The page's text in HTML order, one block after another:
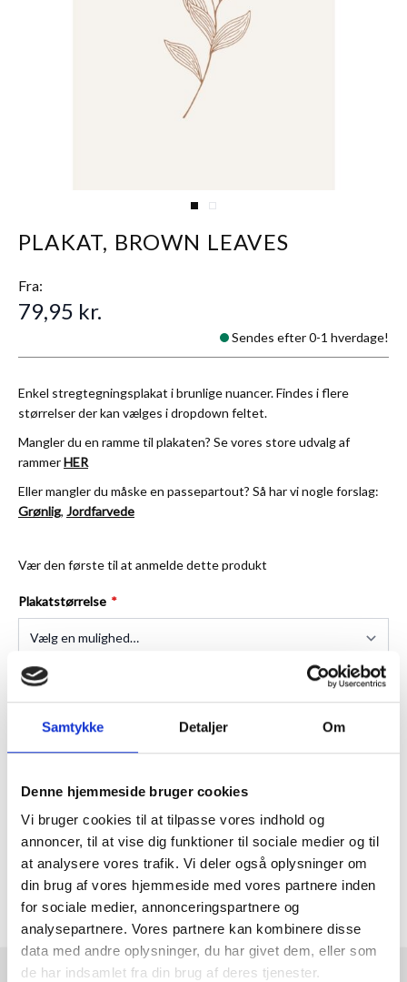
Samtykke Detaljer Om
Denne hjemmeside bruger cookies
Vi bruger cookies til at tilpasse vores indhold og
annoncer, til at vise dig funktioner til sociale medier og til
at analysere vores trafik. Vi deler også oplysninger om
din brug af vores hjemmeside med vores partnere inden
for sociale medier, annonceringspartnere og
analysepartnere. Vores partnere kan kombinere disse
data med andre oplysninger, du har givet dem, eller som
de har indsamlet fra din brug af deres tjenester.
View larger image
View larger image
PLAKAT, BROWN LEAVES
Enkel stregtegningsplakat i brunlige nuancer. Findes i flere
størrelser der kan vælges i dropdown feltet.
Mangler du en ramme til plakaten? Se vores store udvalg af
rammerHER
Eller mangler du måske en passepartout? Så har vi nogle forslag:
Grønlig, Jordfarvede
Vær den første til at anmelde dette produkt
Fra:
79,95 kr.
Sendes efter 0-1 hverdage!
Plakatstørrelse
★Anmeldt til 5/5★
ANMELDT TIL 5/5★ 1-3 DAGES LEVERING
MERE INFORMATION
ANMELDELSER